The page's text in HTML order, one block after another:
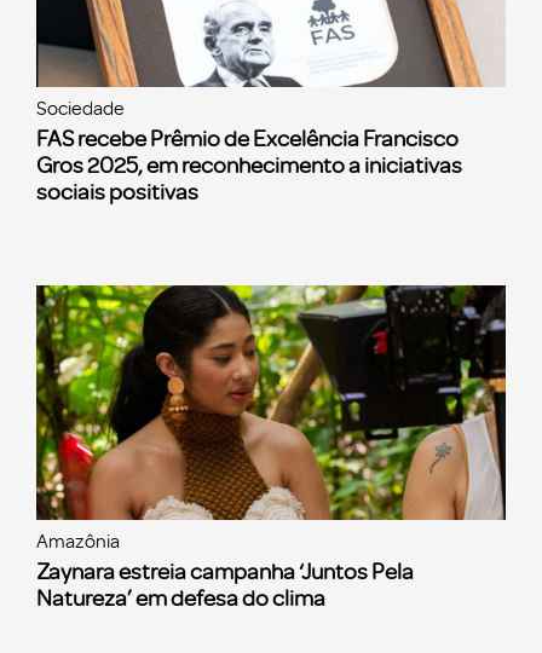
Sociedade
FAS recebe Prêmio de Excelência Francisco
Gros 2025, em reconhecimento a iniciativas
sociais positivas
Amazônia
Zaynara estreia campanha ‘Juntos Pela
Natureza’ em defesa do clima